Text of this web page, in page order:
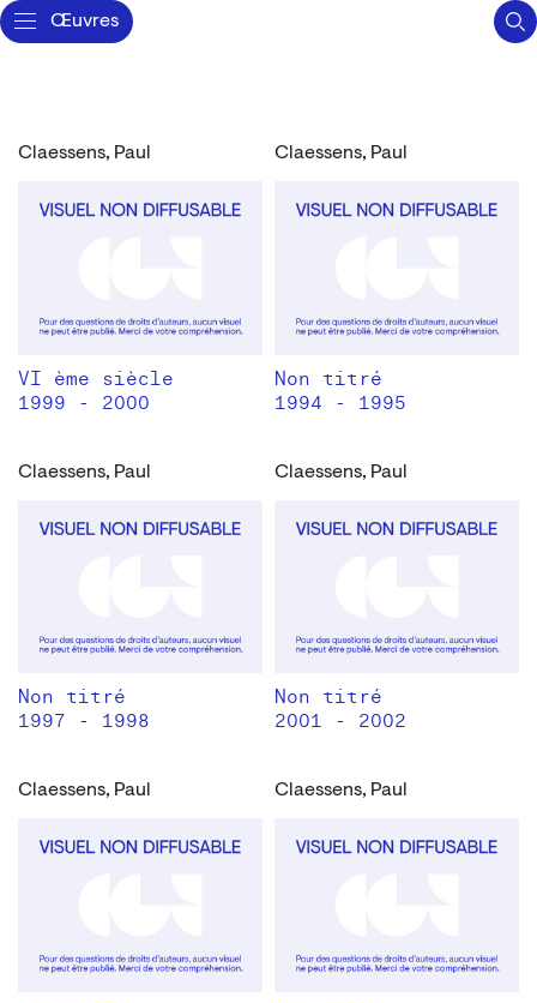
Œuvres
Claessens, Paul
VI ème siècle
1999 - 2000
Claessens, Paul
Non titré
1994 - 1995
Claessens, Paul
Non titré
1997 - 1998
Claessens, Paul
Non titré
2001 - 2002
Claessens, Paul Claessens, Paul